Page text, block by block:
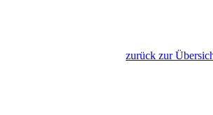
zurück zur